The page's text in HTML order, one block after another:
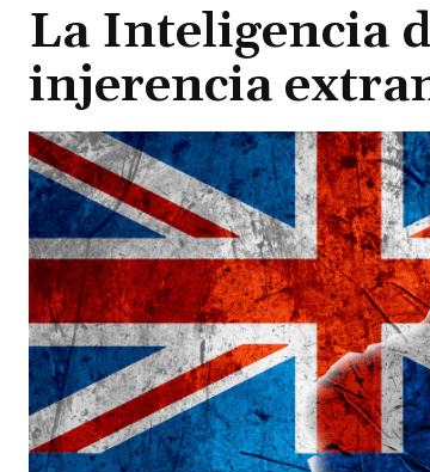
La Inteligencia
injerencia